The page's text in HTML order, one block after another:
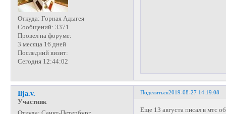
Откуда: Горная Адыгея
Сообщений: 3371
Провел на форуме:
3 месяца 16 дней
Последний визит:
Сегодня 12:44:02
Поделиться2019-08-27 14:19:08
Ilja.v.
Участник
Еще 13 августа писал в мтс